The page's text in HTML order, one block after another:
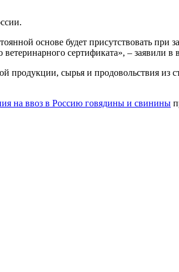
основе будет присутствовать при
сертификата», – заявили в
продукции, сырья и продовольствия из
на ввоз в Россию говядины и свинины